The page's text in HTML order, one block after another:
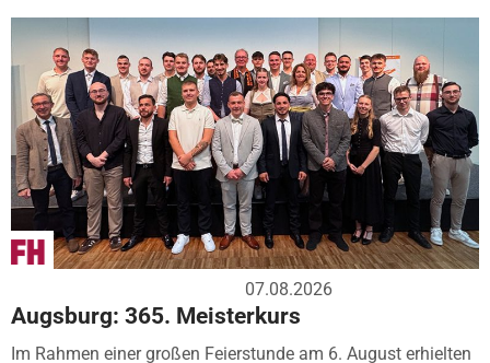
07.08.2026
Augsburg: 365. Meisterkurs
Im Rahmen einer großen Feierstunde am 6. August erhielten